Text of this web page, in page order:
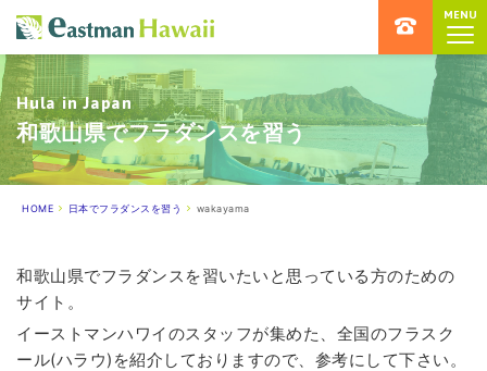
MENU
ハワイ留学専門店 イーストマンハ
Hula in Japan
和歌山県でフラダンスを習う
HOME 日本でフラダンスを習う wakayama
和歌山県でフラダンスを習いたいと思っている方のための
サイト。
イーストマンハワイのスタッフが集めた、全国のフラスク
ール(ハラウ)を紹介しておりますので、参考にして下さい。